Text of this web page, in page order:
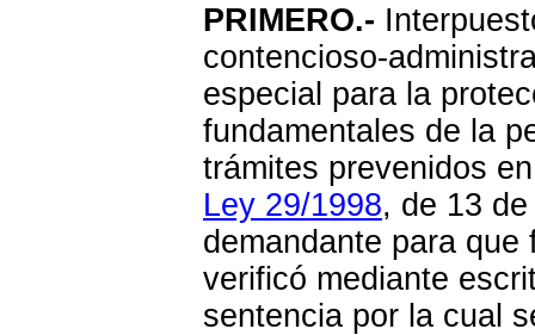
PRIMERO.-
contencioso-
especial para la
fundamentales de la
trámites prevenidos
Ley 29/1998, de 13
demandante para que
verificó mediante
sentencia por la cual